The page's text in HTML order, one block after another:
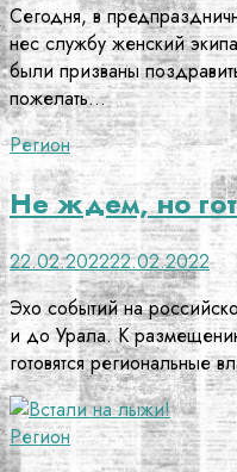
Сегодня, в
нес службу женский
были призваны
пожелать…
Регион
Не ждем, но
22.02.202222.02.2022
Эхо событий на
и до Урала. К
готовятся региональные
Регион